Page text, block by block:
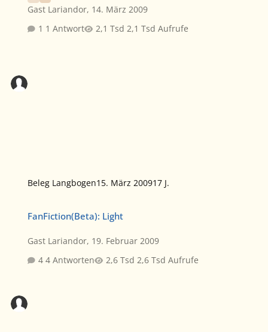
Gast Lariandor, 14. März 2009
1 Antwort
2,1 Tsd Aufrufe
Beleg Langbogen15. März 200917 J.
FanFiction(Beta): Light
Gast Lariandor, 19. Februar 2009
4 Antworten
2,6 Tsd Aufrufe